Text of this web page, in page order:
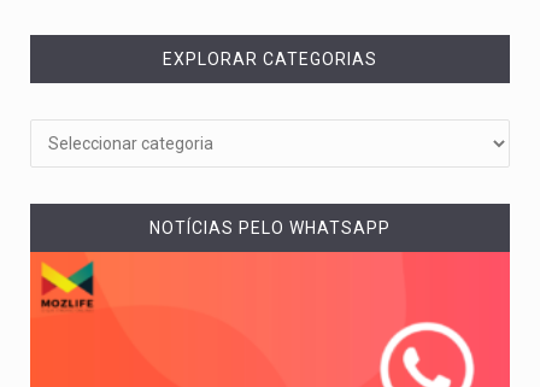
EXPLORAR CATEGORIAS
NOTÍCIAS PELO WHATSAPP